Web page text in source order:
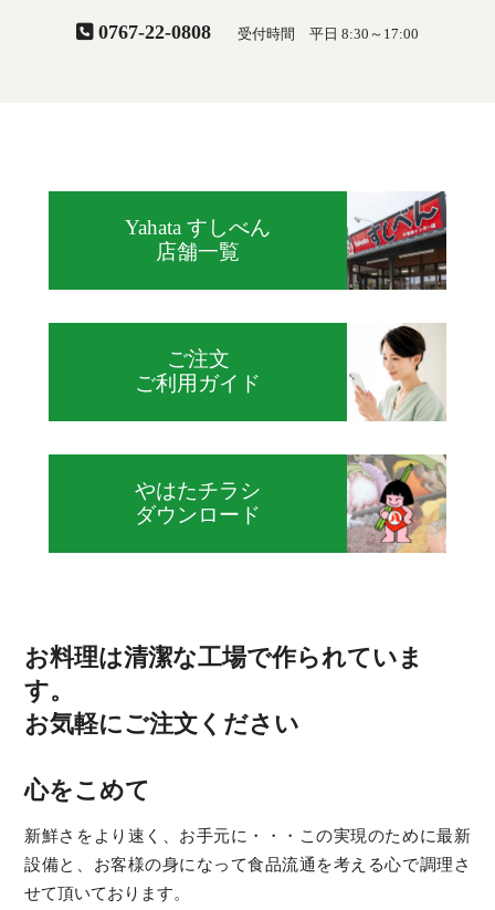
0767-22-0808
受付時間 平日 8:30～17:00
Yahata すしべん
店舗一覧
ご注文
ご利用ガイド
やはたチラシ
ダウンロード
お料理は清潔な工場で作られていま
す。
お気軽にご注文ください
心をこめて
新鮮さをより速く、お手元に・・・この実現のために最新
設備と、お客様の身になって食品流通を考える心で調理さ
せて頂いております。